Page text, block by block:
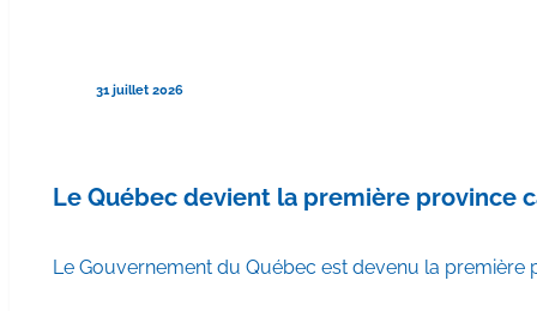
31 juillet 2026
Le Québec devient la première province
Le Gouvernement du Québec est devenu la première